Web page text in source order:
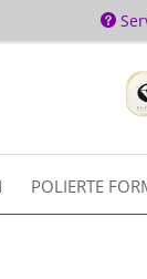
POLIERTE